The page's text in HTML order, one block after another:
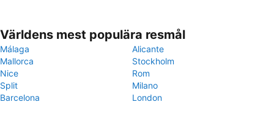
Världens mest populära resmål
Málaga
Alicante
Mallorca
Stockholm
Nice
Rom
Split
Milano
Barcelona
London